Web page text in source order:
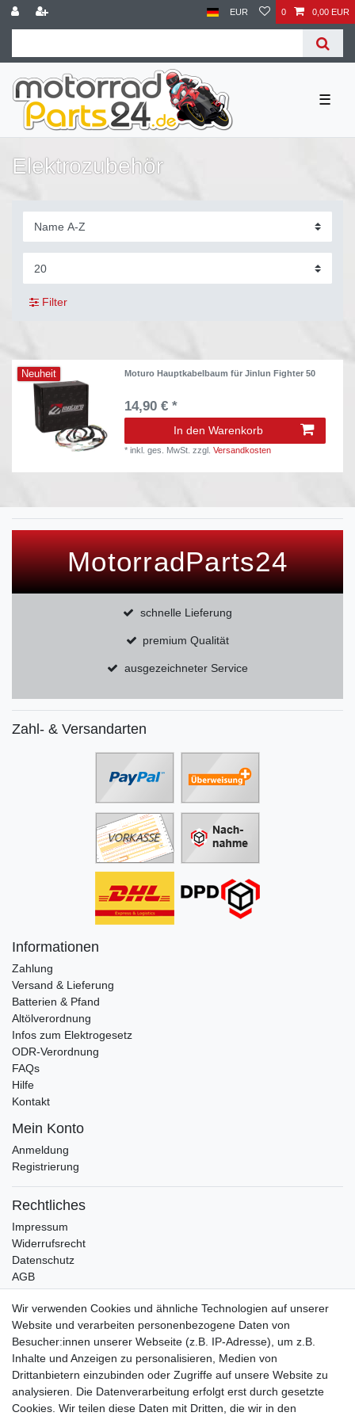
EUR 0 0,00 EUR
☰
Elektrozubehör
Filter
Neuheit Moturo Hauptkabelbaum für Jinlun Fighter 50
14,90 € *
In den Warenkorb
*inkl. ges. MwSt. zzgl.Versandkosten
MotorradParts24
schnelle Lieferung
premium Qualität
ausgezeichneter Service
Zahl- & Versandarten
Informationen
Zahlung
Versand & Lieferung
Batterien & Pfand
Altölverordnung
Infos zum Elektrogesetz
ODR-Verordnung
FAQs
Hilfe
Kontakt
Mein Konto
Anmeldung
Registrierung
Rechtliches
Impressum
Widerrufsrecht
Datenschutz
AGB
Bleibt auf dem Laufenden ...
Newsletter
Honig
Hiermit bestätige ich, dass ich dieDaten­schutz­erklärunggelesen habe. Meine
Einwilligung kann ich jederzeit widerrufen.**
Wir verwenden Cookies und ähnliche Technologien auf unserer
Website und verarbeiten personenbezogene Daten von
Besucher:innen unserer Webseite (z.B. IP-Adresse), um z.B.
Inhalte und Anzeigen zu personalisieren, Medien von
Drittanbietern einzubinden oder Zugriffe auf unsere Website zu
analysieren. Die Datenverarbeitung erfolgt erst durch gesetzte
Cookies. Wir teilen diese Daten mit Dritten, die wir in den